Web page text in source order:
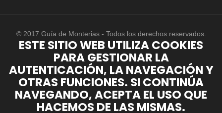
© 2017 Guía de Monterias - Todos los derechos reservados.
ESTE SITIO WEB UTILIZA COOKIES
PARA GESTIONAR LA
AUTENTICACIÓN, LA NAVEGACIÓN Y
OTRAS FUNCIONES. SI CONTINÚA
NAVEGANDO, ACEPTA EL USO QUE
HACEMOS DE LAS MISMAS.